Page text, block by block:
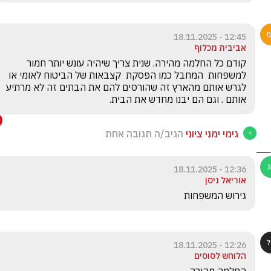
12:45 - 18.11.2025
אביבית מכלוף
אותם . וגם הם יבנו מחדש את הבית.
גימי ימני ציוני הגיב/ה תגובה אחת
12:36 - 18.11.2025
אוריאל ניסן
גירוש המשפחות
12:26 - 18.11.2025
הלוחש לסוסים